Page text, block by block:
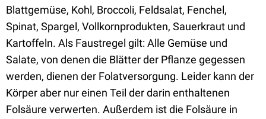
Blattgemüse, Kohl, Broccoli, Feldsalat, Fenchel,
Spinat, Spargel, Vollkornprodukten, Sauerkraut und
Kartoffeln. Als Faustregel gilt: Alle Gemüse und
Salate, von denen die Blätter der Pflanze gegessen
werden, dienen der Folatversorgung. Leider kann der
Körper aber nur einen Teil der darin enthaltenen
Folsäure verwerten. Außerdem ist die Folsäure in